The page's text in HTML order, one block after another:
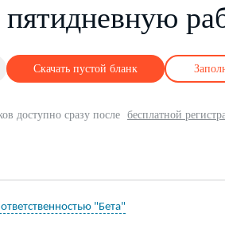
пятидневную
Скачать пустой бланк
доступно сразу после бесплатной
"Бета"